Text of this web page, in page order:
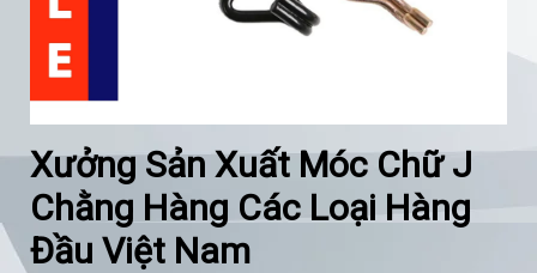
Xưởng Sản Xuất Móc Chữ J
Chằng Hàng Các Loại Hàng
Đầu Việt Nam